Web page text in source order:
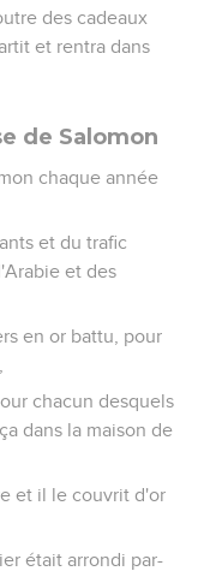
des cadeaux
et rentra dans
de Salomon
chaque année
et du trafic
et des
en or battu, pour
chacun desquels
dans la maison de
et il le couvrit d'or
était arrondi par-